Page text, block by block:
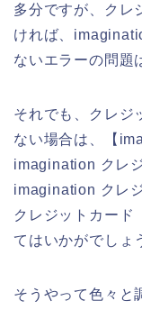
多分ですが、クレ
ければ、
ないエラーの問題
それでも、クレジ
ない場合は、【
imagination クレ
imagination クレ
クレジットカー
てはいかがでしょ
そうやって色々と